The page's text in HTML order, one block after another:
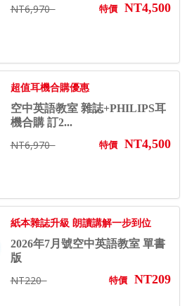
NT6,970 特價 NT4,500
超值耳機合購優惠
空中英語教室 雜誌+PHILIPS耳
機合購 訂2...
NT6,970 特價 NT4,500
紙本雜誌升級 朗讀講解一步到位
2026年7月號空中英語教室 單書
版
NT220 特價 NT209